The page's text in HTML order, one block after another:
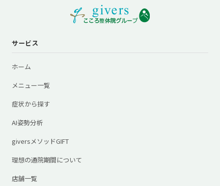
サービス
ホーム
メニュー一覧
症状から探す
AI姿勢分析
giversメソッドGIFT
理想の通院期間について
店舗一覧